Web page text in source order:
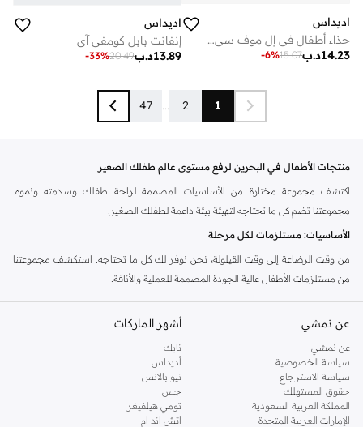
اديداس
حذاء أطفال في إل موف سي إف
د.ب14.23
15.07
-6%
اديداس
إنفانت بابل كومفي آي
د.ب13.89
20.49
-33%
1
2
...
47
منتجات الأطفال في البحرين لرفع مستوى عالم طفلك الصغير
اكتشف مجموعة مختارة من الأساسيات المصممة لراحة طفلك وسلامته ونموه.
مجموعتنا تضم كل ما تحتاجه لتهيئة بيئة داعمة لطفلك الصغير.
الأساسيات: مستلزمات لكل مرحلة
من وقت الرضاعة إلى وقت القيلولة، نحن نوفر لك كل ما تحتاجه. استكشف مجموعتنا
من مستلزمات الأطفال عالية الجودة المصممة للعملية والأناقة.
الوجبات.
راحة الحضانة:
أسرة أطفال، مراتب، مفروشات، وألعاب موسيقية لخلق مساحة نوم
هادئة.
مستلزمات السفر:
عربات أطفال، مقاعد سيارة، وأسرة سفر للمغامرات أثناء التنقل.
متعة اللعب: ألعاب تعليمية، ألعاب ناعمة، وألعاب تنموية لتحفيز التطور.
عن نمشي
عن نمشي
سياسة الخصوصية
سياسة الاسترجاع
حقوق المستهلك
المملكة العربية السعودية
الإمارات العربية المتحدة
أشهر الماركات
نايك
أديداس
نيو بالانس
جس
تومي هيلفيغر
اتش اند ام